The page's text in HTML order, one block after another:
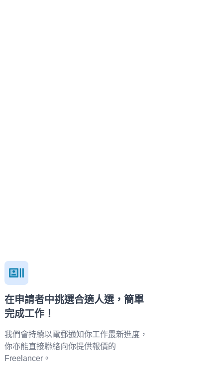
在申請者中挑選合適人選，簡單
完成工作！
我們會持續以電郵通知你工作最新進度，
你亦能直接聯絡向你提供報價的
Freelancer。